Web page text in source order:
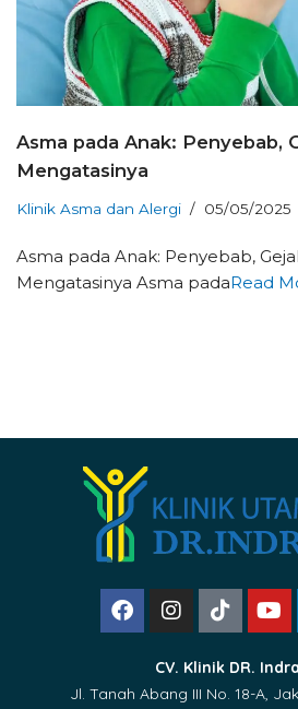
Asma pada Anak: Penyebab,
Mengatasinya
Klinik Asma dan Alergi 05/05/2025
Asma pada Anak: Penyebab,
Mengatasinya Asma padaRead
CV. Klinik DR.
Jl. Tanah Abang III No. 18-A,